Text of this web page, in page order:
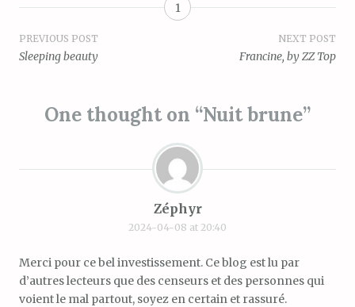
1
Post
PREVIOUS POST
Sleeping beauty
NEXT POST
Francine, by ZZ Top
One thought on “Nuit brune”
Zéphyr
2024-04-08 at 20:40
Merci pour ce bel investissement. Ce blog est lu par
d’autres lecteurs que des censeurs et des personnes qui
voient le mal partout, soyez en certain et rassuré.